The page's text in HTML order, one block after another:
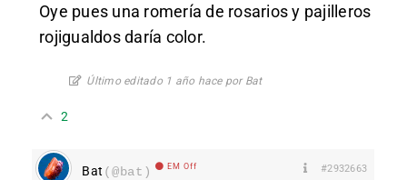
Oye pues una romería de rosarios y pajilleros
rojigualdos daría color.
Último editado 1 año hace por Bat
2
Bat (@bat) EM Off #2932663